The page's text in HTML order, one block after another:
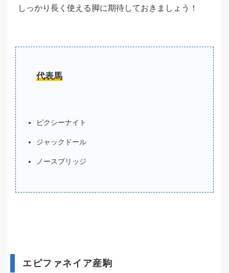
しっかり長く使える脚に期待しておきましょう！
代表馬
ピクシーナイト
ジャックドール
ノースブリッジ
エピファネイア産駒